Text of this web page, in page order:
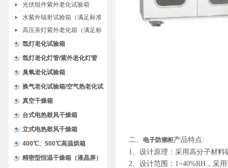
GB/T16776）
光伏组件紫外老化试验箱
水紫外辐射试验箱（满足标准
JC485-1992）
高压汞灯紫外老化箱（满足标
准GB/T16777）
氙灯老化试验箱
氙灯老化灯管/紫外老化灯管
（耗材）
臭氧老化试验箱
换气老化试验箱/空气热老化试
验箱
真空干燥箱
台式电热鼓风干燥箱
立式电热鼓风干燥箱
400℃、500℃高温烘箱
精密型恒温干燥箱（液晶屏）
二、 电子防潮柜产品特点:
1、 设计原理：采用高分子材
2、 设计范围：1~40%RH，采